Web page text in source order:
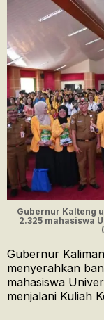
Gubernur Kalteng
2.325 mahasiswa
Gubernur
menyerahkan
mahasiswa
menjalani Kuliah